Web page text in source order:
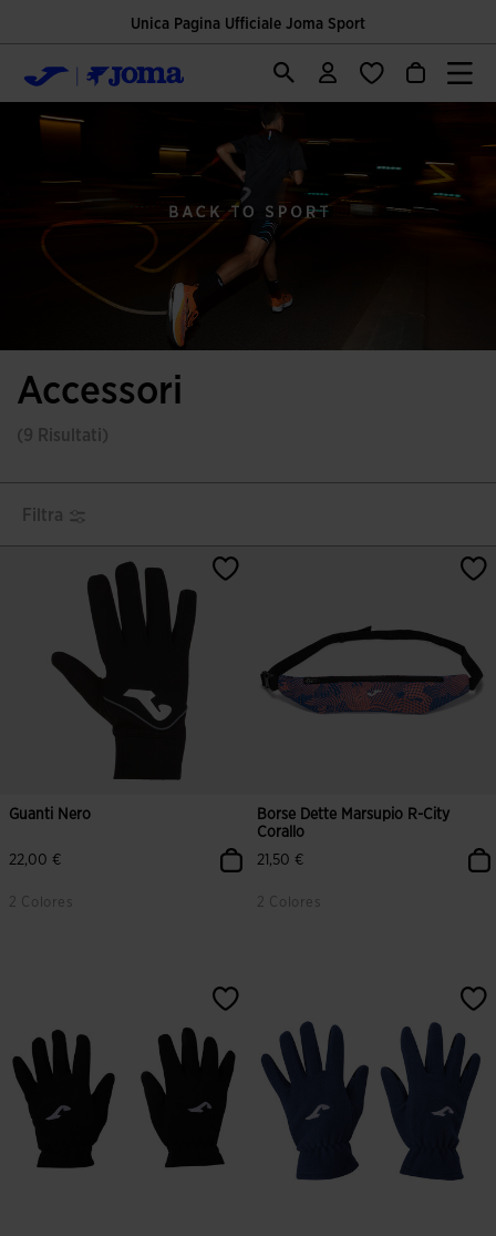
Unica Pagina Ufficiale Joma Sport
Accessori
(9 Risultati)
Filtra
Guanti Nero
22,00 €
2 Colores
Borse Dette Marsupio R-City
Corallo
21,50 €
2 Colores
3,5 su 5 valutazione dei clienti